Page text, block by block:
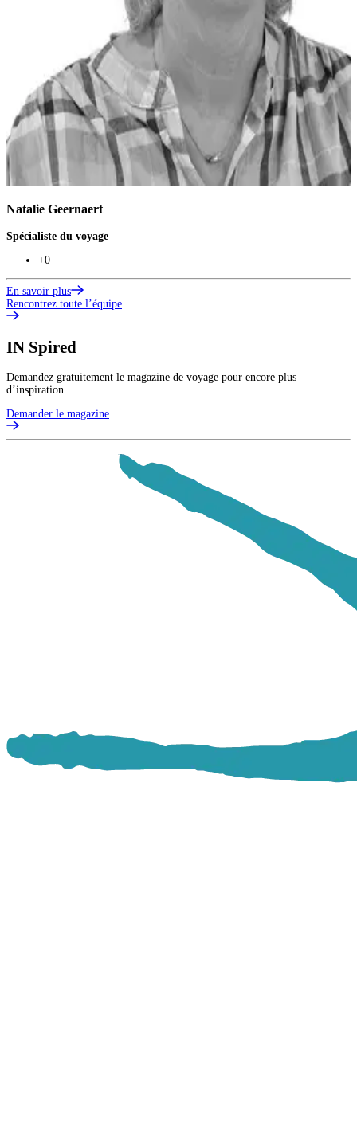
Natalie Geernaert
Spécialiste du voyage
+0
En savoir plus
Rencontrez toute l’équipe
IN Spired
Demandez gratuitement le magazine de voyage pour encore plus
d’inspiration.
Demander le magazine